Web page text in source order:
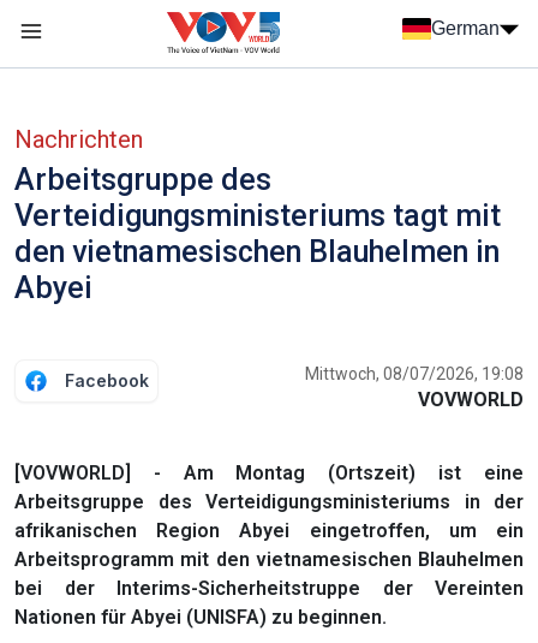
German
Nachrichten
Arbeitsgruppe des
Verteidigungsministeriums tagt mit
den vietnamesischen Blauhelmen in
Abyei
Facebook Mittwoch, 08/07/2026, 19:08
VOVWORLD
[VOVWORLD] - Am Montag (Ortszeit) ist eine
Arbeitsgruppe des Verteidigungsministeriums in der
afrikanischen Region Abyei eingetroffen, um ein
Arbeitsprogramm mit den vietnamesischen Blauhelmen
bei der Interims-Sicherheitstruppe der Vereinten
Nationen für Abyei (UNISFA) zu beginnen.